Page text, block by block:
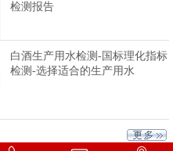
检测报告
白酒生产用水检测-国标理化指标
检测-选择适合的生产用水